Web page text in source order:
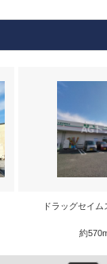
ドラッグセイ
約